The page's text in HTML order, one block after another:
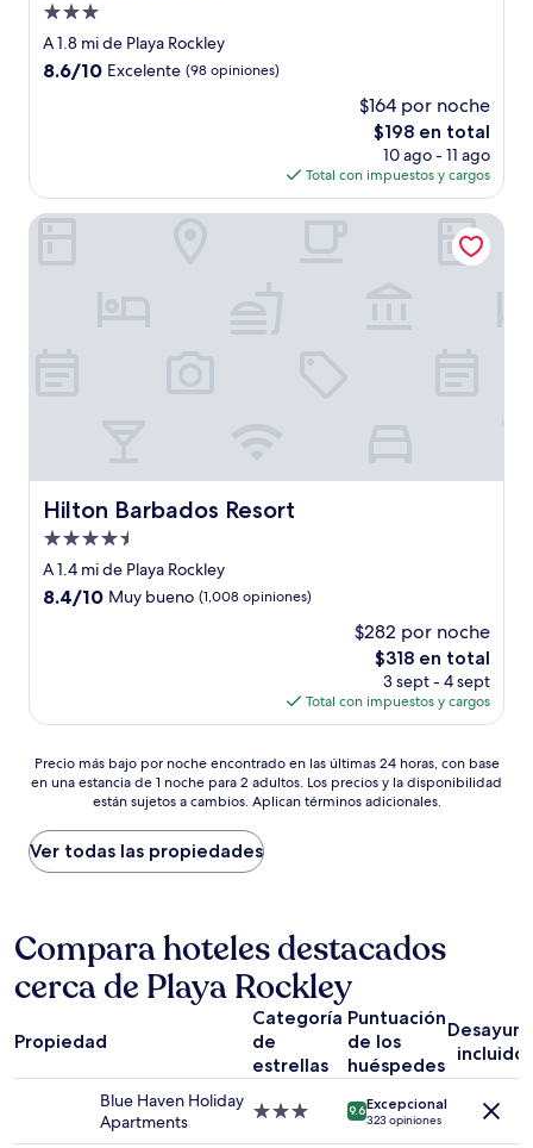
Propiedad
de
3.0
A 1.8 mi de Playa Rockley
8.6
8.6/10 Excelente (98 opiniones)
$164 por noche
El
precio
actual
es
de
$198 en total
10 ago - 11 ago
Total con impuestos y cargos
Hilton Barbados Resort
Hilton Barbados Resort
Propiedad
de
4.5
A 1.4 mi de Playa Rockley
8.4
opiniones)
8.4/10 Muy bueno (1,008 opiniones)
$282 por noche
El
precio
actual
es
$318
$318 en total
3 sept - 4 sept
Total con impuestos y cargos
Hilton Barbados Resort
Precio
más
por
noche
encontrado
últimas
24
horas,
con
en
estancia
Precio más bajo por noche encontrado en las últimas 24 horas, con base
en una estancia de 1 noche para 2 adultos. Los precios y la disponibilidad
están sujetos a cambios. Aplican términos adicionales.
Ver todas las propiedades
Compara hoteles destacados
cerca de Playa Rockley
Propiedad
Categoría
de
estrellas
Puntuación
de los
huéspedes
incluido
Blue Haven Holiday
Apartments
Propiedad
9.6Excepcional
323 opiniones